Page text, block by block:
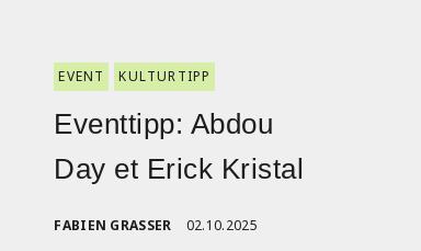
EVENT KULTURTIPP
Eventtipp: Abdou
Day et Erick Kristal
FABIEN GRASSER 02.10.2025